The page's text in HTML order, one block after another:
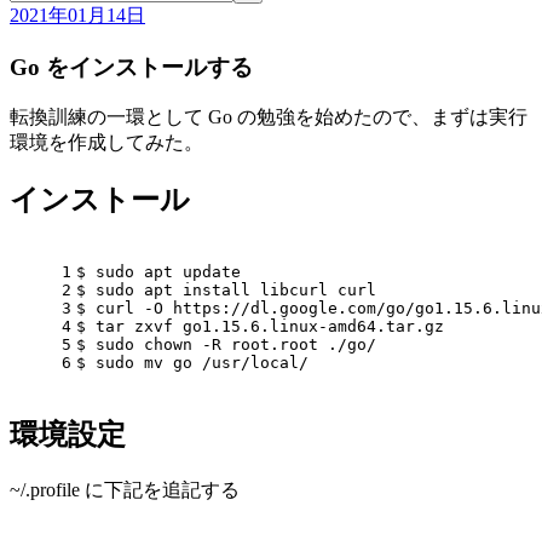
2021年01月14日
Go をインストールする
転換訓練の一環として Go の勉強を始めたので、まずは実行
環境を作成してみた。
インストール
1
2
3
4
5
6
$ sudo apt update
$ sudo apt install libcurl curl
$ curl -O https://dl.google.com/go/
$ tar zxvf go1.15.6.linux-amd64.tar.gz
$ sudo chown -R root.root ./go/
$ sudo mv go /usr/ local/
環境設定
~/.profile に下記を追記する